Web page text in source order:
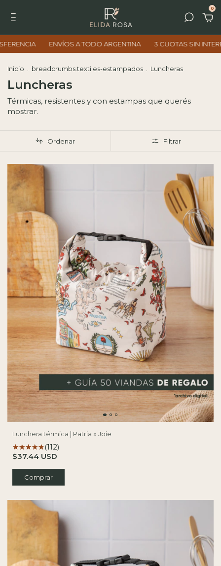
0
ENVÍOS A TODO ARGENTINA 3 CUOTAS SIN INTERÉS
Inicio breadcrumbs.textiles-estampados Luncheras
Luncheras
Térmicas, resistentes y con estampas que querés
mostrar.
Ordenar Filtrar
Lunchera térmica | Patria x Joie
(112)
$37.44 USD